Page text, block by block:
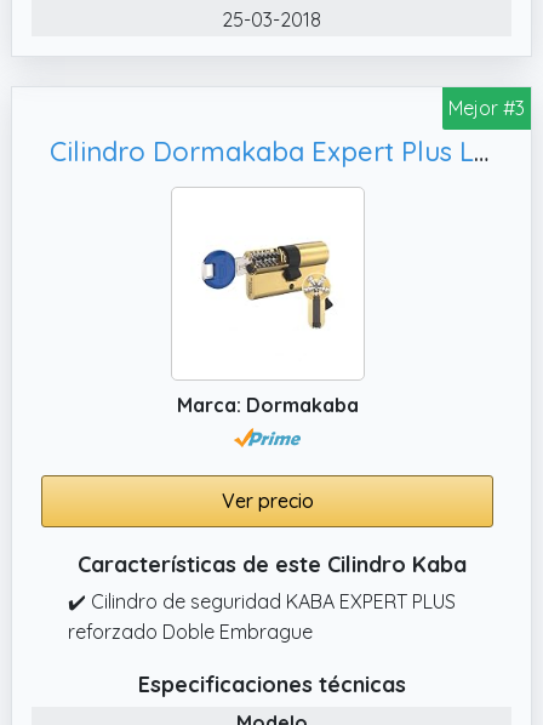
25-03-2018
Mejor #3
Cilindro Dormakaba Expert Plus LAM Doble embrague (Latón, 30x40)
Marca: Dormakaba
Ver precio
Características de este Cilindro Kaba
✔️ Cilindro de seguridad KABA EXPERT PLUS
reforzado Doble Embrague
Especificaciones técnicas